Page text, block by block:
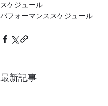
スケジュール
パフォーマンススケジュール
最新記事